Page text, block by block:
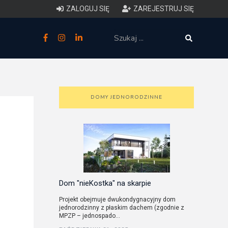
ZALOGUJ SIĘ ZAREJESTRUJ SIĘ
zakres i forma projektu
przestrzennym
DOMY JEDNORODZINNE
Dom "nieKostka" na skarpie
Projekt obejmuje dwukondygnacyjny dom
jednorodzinny z płaskim dachem (zgodnie z
MPZP – jednospado...